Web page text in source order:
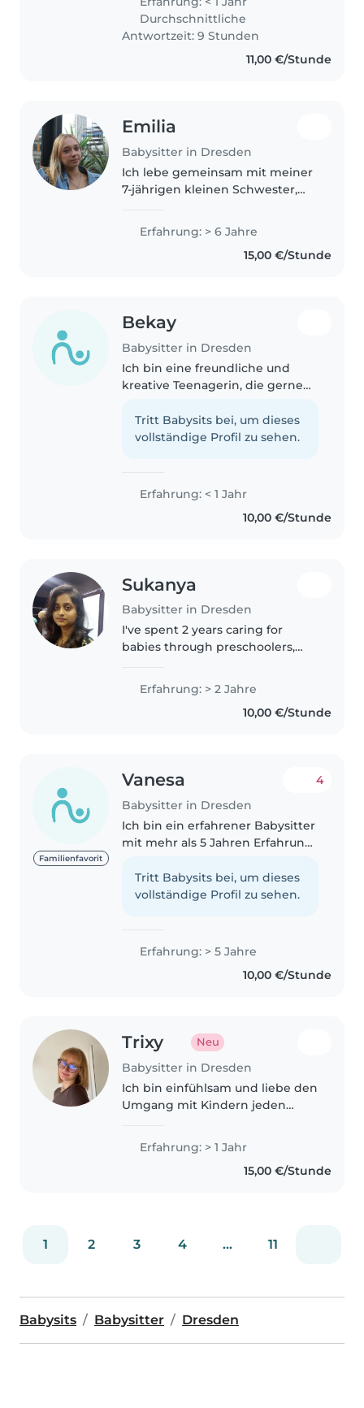
mein Deutsch weiter. Meine
Muttersprache ist Spanisch. Ich
bin Radiologietechnikerin,..
Durchschnittliche
Antwortzeit: 9 Stunden
11,00 €/Stunde
Emilia
Babysitter in Dresden
Ich lebe gemeinsam mit meiner
7-jährigen kleinen Schwester,
Umgang mit Kindern im Alltag
habe. Zusätzlich habe ich bereits
Babysitting-Erfahrung mit
Erfahrung: > 6 Jahre
15,00 €/Stunde
Bekay
Babysitter in Dresden
Ich bin eine freundliche und
kreative Teenagerin, die gerne
spielt und Zeit verbringt. Ich bin
mehrsprachig (Deutsch,
Tritt Babysits bei, um dieses
vollständige Profil zu sehen.
Erfahrung: < 1 Jahr
10,00 €/Stunde
Sukanya
Babysitter in Dresden
I've spent 2 years caring for
babies through preschoolers,
through art, stories, and music.
As a patient, friendly caregiver
with experience, I'm happy..
Erfahrung: > 2 Jahre
10,00 €/Stunde
Familienfavorit
Vanesa
Babysitter in Dresden
4
Ich bin ein erfahrener Babysitter
mit mehr als 5 Jahren Erfahrung
Kleinkindern, Vorschulkindern
und Grundschülern. Ich spreche
Tritt Babysits bei, um dieses
vollständige Profil zu sehen.
Erfahrung: > 5 Jahre
10,00 €/Stunde
Trixy Neu
Babysitter in Dresden
Ich bin einfühlsam und liebe den
Umgang mit Kindern jeden
Erzieherausbildung und Praktika
Erfahrung – auch mit Kindern
mit ADHS, Epilepsie oder
Erfahrung: > 1 Jahr
15,00 €/Stunde
1 2 3 4 ... 11
Babysits Babysitter Dresden